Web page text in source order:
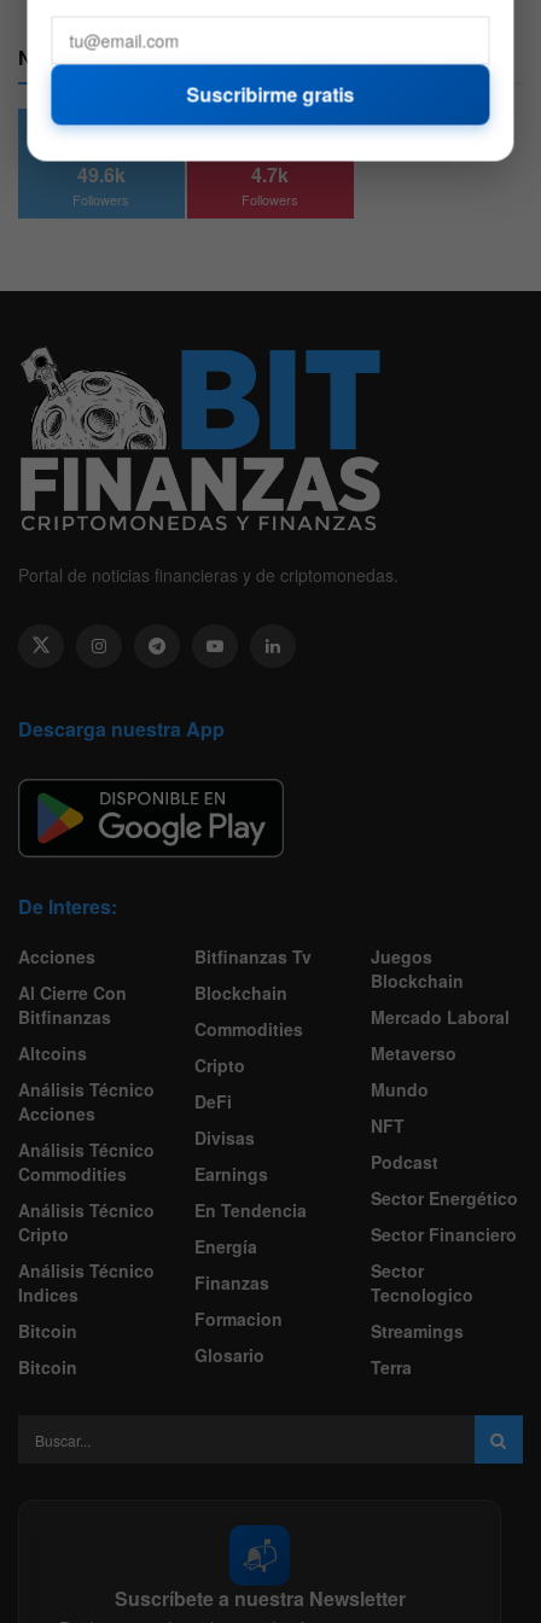
Nuestras Redes:
49.6k
Followers
4.7k
Followers
Portal de noticias financieras y de criptomonedas.
Descarga nuestra App
De Interes:
Acciones
Al Cierre Con
Bitfinanzas
Altcoins
Análisis Técnico
Acciones
Análisis Técnico
Commodities
Análisis Técnico
Cripto
Análisis Técnico
Indices
Bitcoin
Bitcoin
Bitfinanzas Tv
Blockchain
Commodities
Cripto
DeFi
Divisas
Earnings
En Tendencia
Energía
Finanzas
Formacion
Glosario
Juegos
Blockchain
Mercado Laboral
Metaverso
Mundo
NFT
Podcast
Sector Energético
Sector Financiero
Sector
Tecnologico
Streamings
Terra
📬
Suscríbete a nuestra Newsletter
Suscribirme gratis